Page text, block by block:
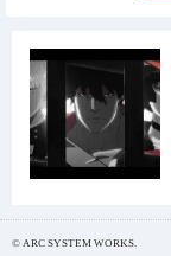
© ARC SYSTEM WORKS.